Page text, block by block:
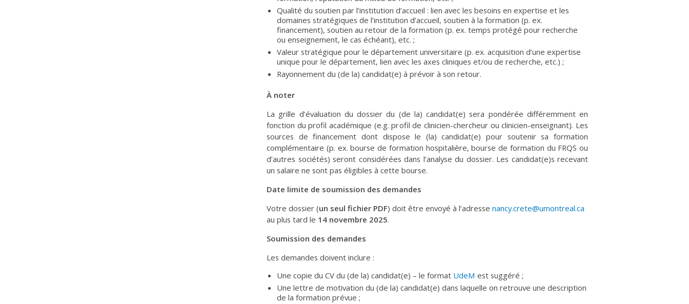
Qualité du soutien par l’institution d’accueil : lien avec les besoins en expertise et les
domaines stratégiques de l’institution d’accueil, soutien à la formation (p. ex.
financement), soutien au retour de la formation (p. ex. temps protégé pour recherche
ou enseignement, le cas échéant), etc. ;
Valeur stratégique pour le département universitaire (p. ex. acquisition d’une expertise
unique pour le département, lien avec les axes cliniques et/ou de recherche, etc.) ;
Rayonnement du (de la) candidat(e) à prévoir à son retour.
À noter
La grille d’évaluation du dossier du (de la) candidat(e) sera pondérée différemment en
fonction du profil académique (e.g. profil de clinicien-chercheur ou clinicien-enseignant). Les
sources de financement dont dispose le (la) candidat(e) pour soutenir sa formation
complémentaire (p. ex. bourse de formation hospitalière, bourse de formation du FRQS ou
d’autres sociétés) seront considérées dans l’analyse du dossier. Les candidat(e)s recevant
un salaire ne sont pas éligibles à cette bourse.
Date limite de soumission des demandes
Votre dossier (un seul fichier PDF) doit être envoyé à l’adresse nancy.crete@umontreal.ca
au plus tard le 14 novembre 2025.
Soumission des demandes
Les demandes doivent inclure :
Une copie du CV du (de la) candidat(e) – le format UdeM est suggéré ;
Une lettre de motivation du (de la) candidat(e) dans laquelle on retrouve une description
de la formation prévue ;